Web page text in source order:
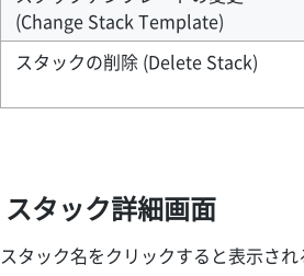
(Change Stack Template)
スタックの削除 (Delete Stack)
スタック詳細画面
スタック名をクリックすると表示さ